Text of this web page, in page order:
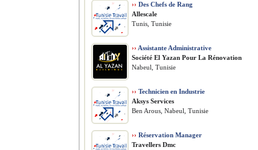
›› Des Chefs de Rang
Allescale
Tunis, Tunisie
›› Assistante Administrative
Société El Yazan Pour La Rénovation
Nabeul, Tunisie
›› Technicien en Industrie
Aksys Services
Ben Arous, Nabeul, Tunisie
›› Réservation Manager
Travellers Dmc